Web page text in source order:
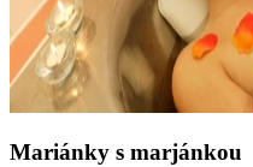
Mariánky s marjánkou